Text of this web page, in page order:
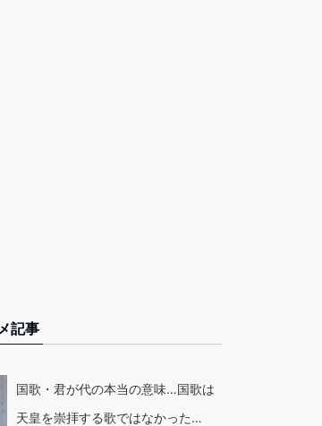
記事
国歌・君が代の本当の意味…国歌は
天皇を崇拝する歌ではなかった…